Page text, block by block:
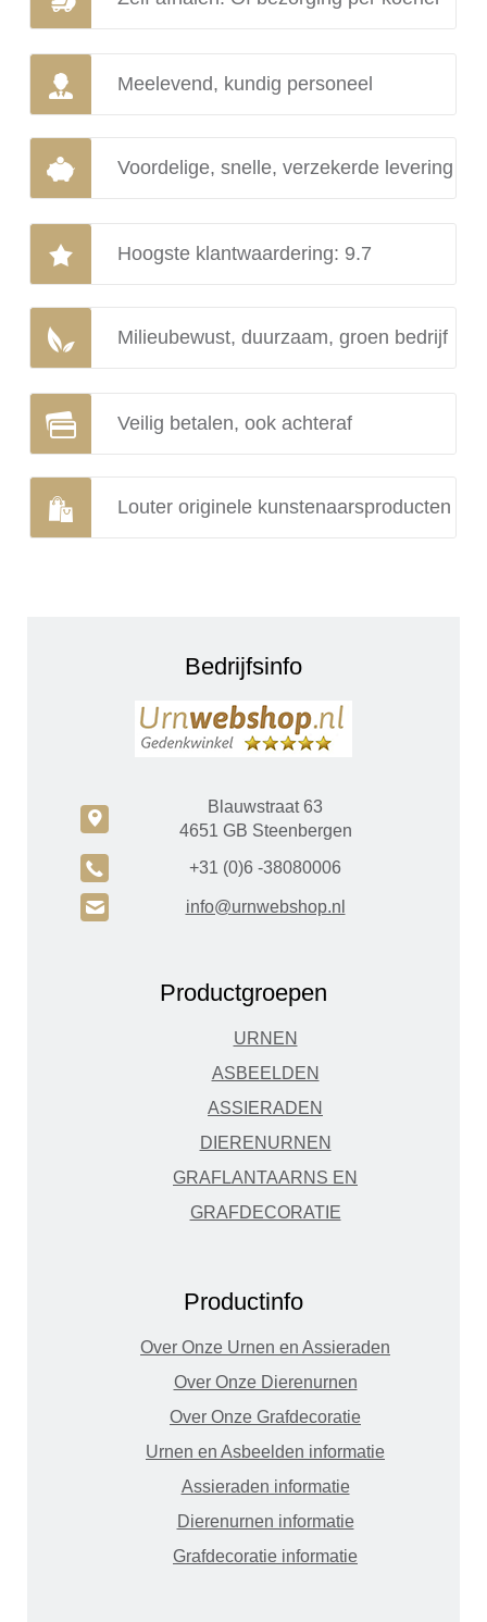
Meelevend, kundig personeel
Voordelige, snelle, verzekerde levering
Hoogste klantwaardering: 9.7
Milieubewust, duurzaam, groen bedrijf
Veilig betalen, ook achteraf
Louter originele kunstenaarsproducten
Bedrijfsinfo
c
Blauwstraat 63
4651 GB Steenbergen
A +31 (0)6 -38080006
H info@urnwebshop.nl
Productgroepen
URNEN
ASBEELDEN
ASSIERADEN
DIERENURNEN
GRAFLANTAARNS EN
GRAFDECORATIE
Productinfo
Over Onze Urnen en Assieraden
Over Onze Dierenurnen
Over Onze Grafdecoratie
Urnen en Asbeelden informatie
Assieraden informatie
Dierenurnen informatie
Grafdecoratie informatie